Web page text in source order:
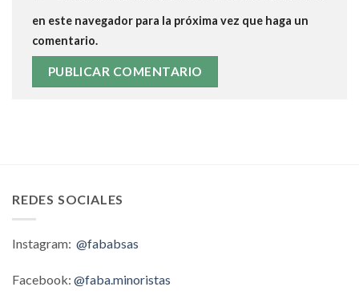
en este navegador para la próxima vez que haga un
comentario.
REDES SOCIALES
Instagram: @fababsas
Facebook: @faba.minoristas